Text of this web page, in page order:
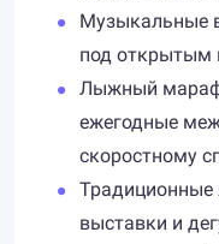
Музыкальные
под открытым
Лыжный
ежегодные
скоростному
Традиционные
выставки и